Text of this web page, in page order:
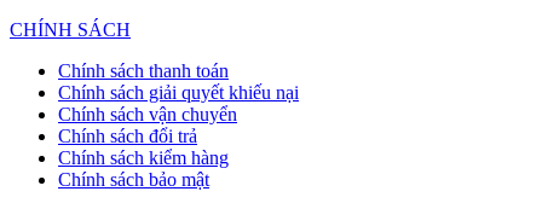
CHÍNH SÁCH
Chính sách thanh toán
Chính sách giải quyết khiếu nại
Chính sách vận chuyển
Chính sách đổi trả
Chính sách kiểm hàng
Chính sách bảo mật